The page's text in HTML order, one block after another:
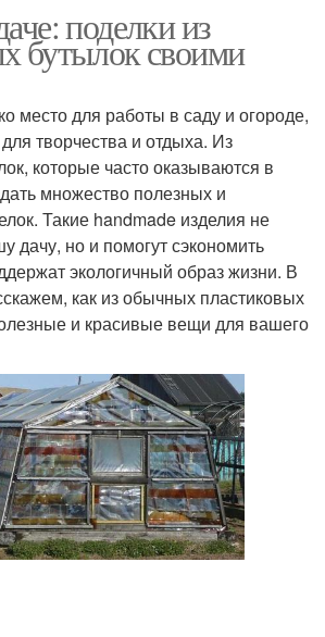
поделки из
бутылок своими
место для работы в саду и огороде,
творчества и отдыха. Из
которые часто оказываются в
множество полезных и
Такие handmade изделия не
дачу, но и помогут сэкономить
экологичный образ жизни. В
как из обычных пластиковых
и красивые вещи для вашего